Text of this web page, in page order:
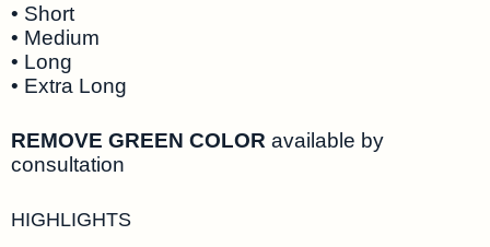
• Short
• Medium
• Long
• Extra Long
REMOVE GREEN COLOR available by
consultation
HIGHLIGHTS